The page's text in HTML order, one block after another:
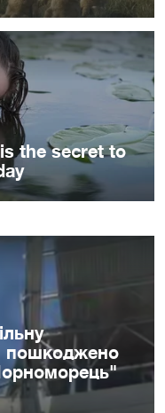
пошкоджено